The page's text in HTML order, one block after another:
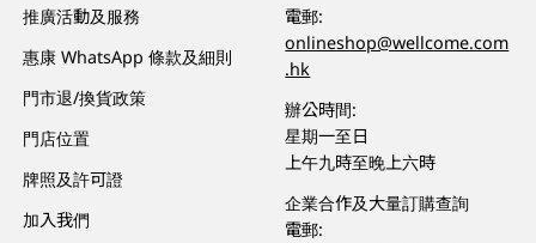
推廣活動及服務
惠康 WhatsApp 條款及細則
門市退/換貨政策
門店位置
牌照及許可證
加入我們
電郵:
onlineshop@wellcome.com
.hk
辦公時間:
星期一至日
上午九時至晚上六時
企業合作及大量訂購查詢
電郵: